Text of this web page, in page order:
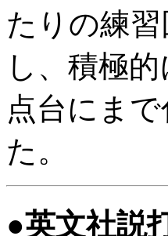
たりの練
し、積極
点台にま
た。
●英文社説